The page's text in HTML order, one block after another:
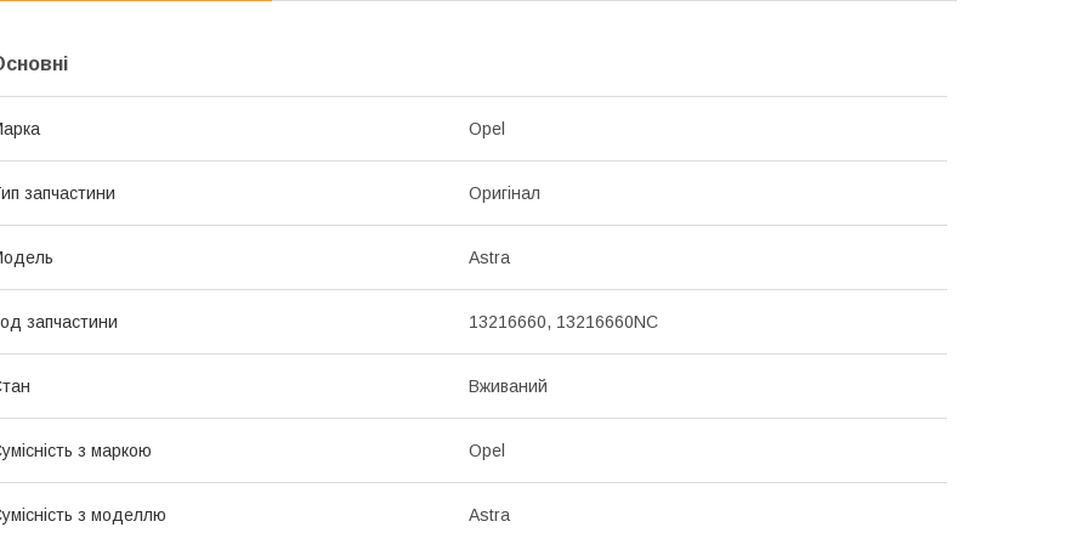
Opel
запчастини Оригінал
Astra
запчастини 13216660, 13216660NC
Вживаний
з маркою Opel
з моделлю Astra